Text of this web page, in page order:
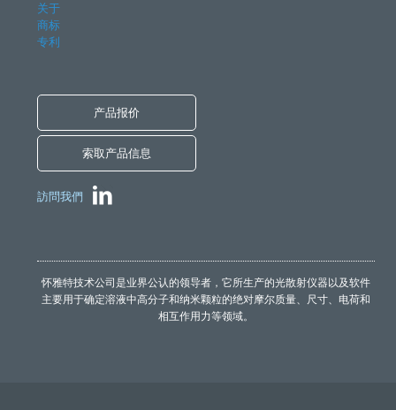
关于
商标
专利
产品报价
索取产品信息
訪問我們
怀雅特技术公司是业界公认的领导者，它所生产的光散射仪器以及软件
主要用于确定溶液中高分子和纳米颗粒的绝对摩尔质量、尺寸、电荷和
相互作用力等领域。